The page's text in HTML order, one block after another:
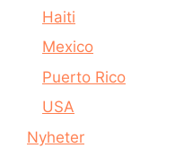
Haiti
Mexico
Puerto Rico
USA
Nyheter